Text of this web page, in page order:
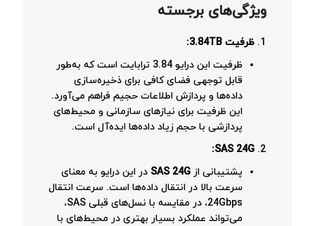
ویژگی‌های برجسته
ظرفیت 3.84 TB:
ظرفیت این درایو 3.84 ترابایت است که به‌طور
قابل توجهی فضای کافی برای ذخیره‌سازی
داده‌ها و پردازش اطلاعات حجیم فراهم می‌آورد.
این ظرفیت برای نیازهای سازمانی و محیط‌های
پردازشی با حجم زیاد داده‌ها ایده‌آل است.
SAS 24G:
پشتیبانی از SAS 24G در این درایو به معنای
سرعت بالا در انتقال داده‌ها است. سرعت انتقال
24Gbps، در مقایسه با نسل‌های قبلی SAS،
می‌تواند عملکرد بسیار بهتری در محیط‌های با